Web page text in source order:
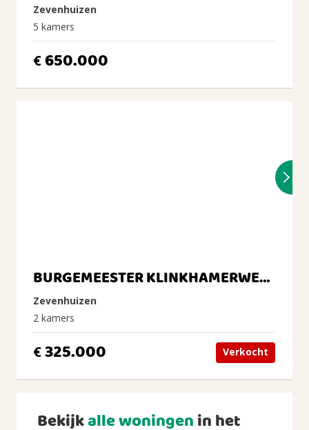
Zevenhuizen
5 kamers
€650.000
BURGEMEESTER KLINKHAMERWEG 2
Zevenhuizen
2 kamers
€325.000 Verkocht
Bekijkalle woningenin het